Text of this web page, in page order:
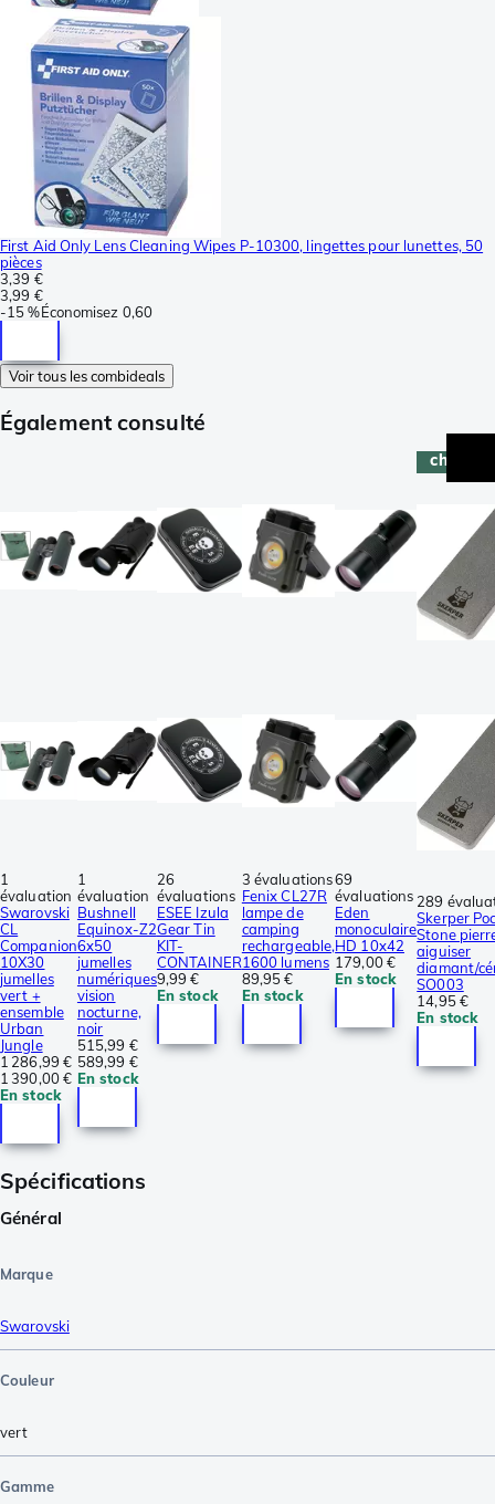
First Aid Only Lens Cleaning Wipes P-10300, lingettes pour lunettes, 50
pièces
3,39 €
3,99 €
-15 %Économisez 0,60
Voir tous les combideals
Également consulté
1
évaluation
Swarovski
CL
Companion
10X30
jumelles
vert +
ensemble
Urban
Jungle
1 286,99 €
1 390,00 €
En stock
1
évaluation
Bushnell
Equinox-Z2
6x50
jumelles
numériques
vision
nocturne,
noir
515,99 €
589,99 €
En stock
26
évaluations
ESEE Izula
Gear Tin
KIT-
CONTAINER
9,99 €
En stock
3 évaluations
Fenix CL27R
lampe de
camping
rechargeable,
1600 lumens
89,95 €
En stock
69
évaluations
Eden
monoculaire
HD 10x42
179,00 €
En stock
289
Skerper
Stone
aiguiser
diamant/
SO003
14,95 €
En stock
Spécifications
Général
Marque
Swarovski
Couleur
vert
Gamme